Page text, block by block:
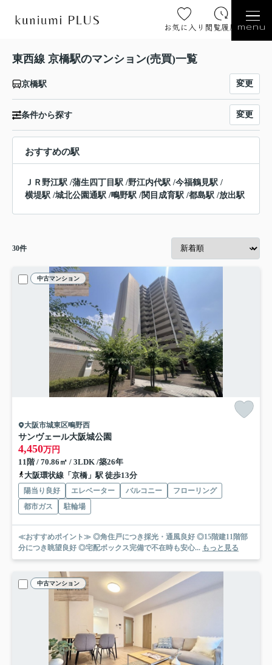
お気に入り 閲覧履歴 menu
東西線 京橋駅のマンション(売買)一覧
京橋駅 変更
条件から探す 変更
おすすめの駅
ＪＲ野江駅 /蒲生四丁目駅 /野江内代駅 /今福鶴見駅 /
横堤駅 /城北公園通駅 /鴫野駅 /関目成育駅 /都島駅 /放出駅
30件
中古マンション
大阪市城東区鴫野西
サンヴェール大阪城公園
4,450万円
11階 / 70.86㎡ / 3LDK /築26年
大阪環状線「京橋」駅 徒歩13分
陽当り良好 エレベーター バルコニー
フローリング
都市ガス
駐輪場
≪おすすめポイント≫ ◎角住戸につき採光・通風良好 ◎15階建11階部
分につき眺望良好 ◎宅配ボックス完備で不在時も安心... もっと見る
中古マンション